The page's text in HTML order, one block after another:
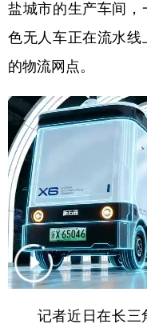
法律
学术中国 乡村
彩票
公益 一带
文化产业
地方频道
盐城市的生产车间，
色无人车正在流水
的物流网点。
记者近日在长三